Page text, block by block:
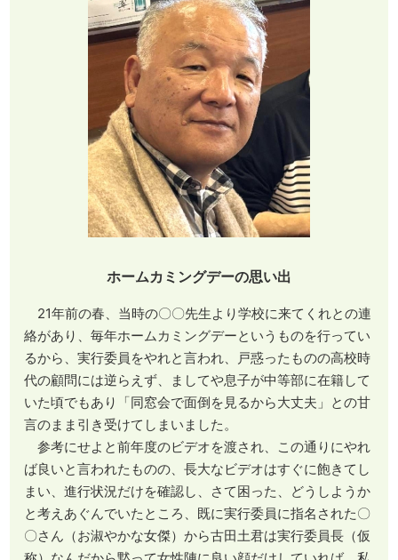
ホームカミングデーの思い出
21年前の春、当時の〇〇先生より学校に来てくれとの連
絡があり、毎年ホームカミングデーというものを行ってい
るから、実行委員をやれと言われ、戸惑ったものの高校時
代の顧問には逆らえず、ましてや息子が中等部に在籍して
いた頃でもあり「同窓会で面倒を見るから大丈夫」との甘
言のまま引き受けてしまいました。
参考にせよと前年度のビデオを渡され、この通りにやれ
ば良いと言われたものの、長大なビデオはすぐに飽きてし
まい、進行状況だけを確認し、さて困った、どうしようか
と考えあぐんでいたところ、既に実行委員に指名された〇
〇さん（お淑やかな女傑）から古田土君は実行委員長（仮